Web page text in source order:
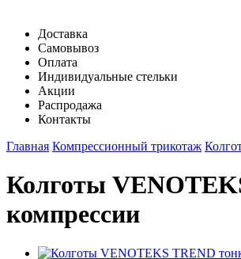
Доставка
Самовывоз
Оплата
Индивидуальные стельки
Акции
Распродажа
Контакты
Главная Компрессионный трикотаж
Колготы
компрессии